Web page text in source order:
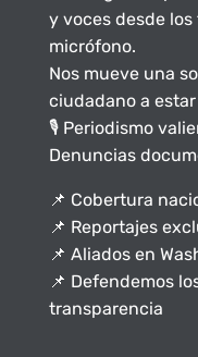
y voces desde
micrófono.
Nos mueve una
ciudadano a
🎙️ Periodismo
Denuncias
📌 Cobertura
📌 Reportajes
📌 Aliados en
📌 Defendemos
transparencia